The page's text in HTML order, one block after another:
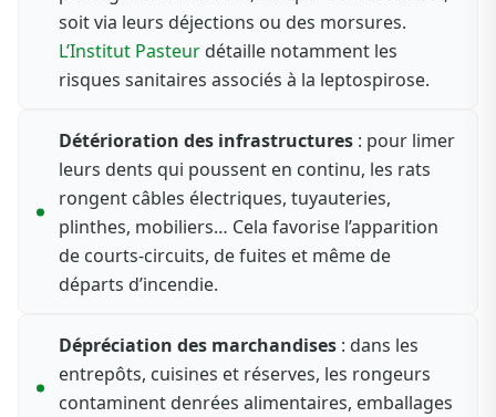
soit via leurs déjections ou des morsures.
L’Institut Pasteur détaille notamment les
risques sanitaires associés à la leptospirose.
Détérioration des infrastructures : pour limer
leurs dents qui poussent en continu, les rats
rongent câbles électriques, tuyauteries,
plinthes, mobiliers… Cela favorise l’apparition
de courts-circuits, de fuites et même de
départs d’incendie.
Dépréciation des marchandises : dans les
entrepôts, cuisines et réserves, les rongeurs
contaminent denrées alimentaires, emballages